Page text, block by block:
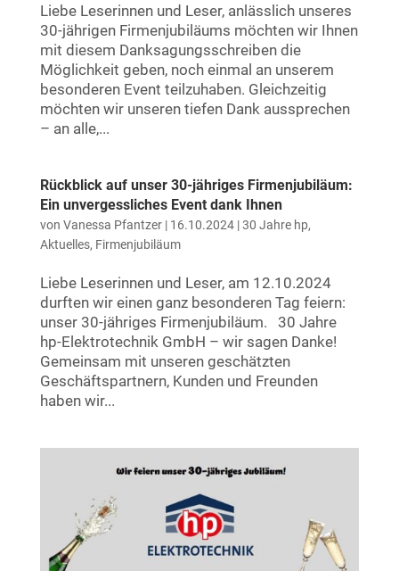
Liebe Leserinnen und Leser, anlässlich unseres
30-jährigen Firmenjubiläums möchten wir Ihnen
mit diesem Danksagungsschreiben die
Möglichkeit geben, noch einmal an unserem
besonderen Event teilzuhaben. Gleichzeitig
möchten wir unseren tiefen Dank aussprechen
– an alle,...
Rückblick auf unser 30-jähriges Firmenjubiläum:
Ein unvergessliches Event dank Ihnen
von Vanessa Pfantzer| 16.10.2024|30 Jahre hp,
Aktuelles, Firmenjubiläum
Liebe Leserinnen und Leser, am 12.10.2024
durften wir einen ganz besonderen Tag feiern:
unser 30-jähriges Firmenjubiläum. 30 Jahre
hp-Elektrotechnik GmbH – wir sagen Danke!
Gemeinsam mit unseren geschätzten
Geschäftspartnern, Kunden und Freunden
haben wir...